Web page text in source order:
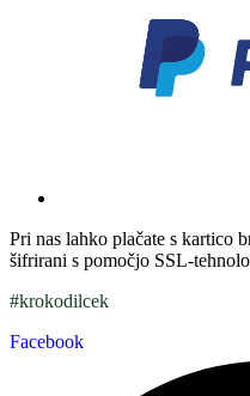
Pri nas lahko plačate s kartico
šifrirani s pomočjo SSL-
#krokodilcek
Facebook